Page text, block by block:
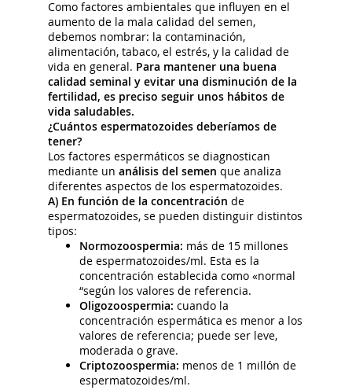
Como factores ambientales que influyen en el
aumento de la mala calidad del semen,
debemos nombrar: la contaminación,
alimentación, tabaco, el estrés, y la calidad de
vida en general. Para mantener una buena
calidad seminal y evitar una disminución de la
fertilidad, es preciso seguir unos hábitos de
vida saludables.
¿Cuántos espermatozoides deberíamos de
tener?
Los factores espermáticos se diagnostican
mediante un análisis del semen que analiza
diferentes aspectos de los espermatozoides.
A) En función de la concentración de
espermatozoides, se pueden distinguir distintos
tipos:
Normozoospermia: más de 15 millones
de espermatozoides/ml. Esta es la
concentración establecida como «normal
“según los valores de referencia.
Oligozoospermia: cuando la
concentración espermática es menor a los
valores de referencia; puede ser leve,
moderada o grave.
Criptozoospermia: menos de 1 millón de
espermatozoides/ml.